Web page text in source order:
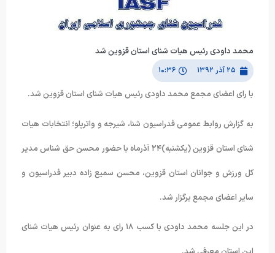
محمد داودی رئیس هیات شنای استان قزوین شد
۲۵ آذر ۱۳۹۲ ۱۰:۳۶
با رای اعضای مجمع محمد داودی رئیس هیات شنای استان قزوین شد.
به گزارش روابط عمومی فدراسیون شنا، شیرجه و واترپلو؛ انتخابات هیات
شنای استان قزوین (یکشنبه)۲۴ آذرماه با حضور محسن حق شناس مدیر
کل ورزش و جوانان استان قزوین، محسن سمیع زاده دبیر فدراسیون و
سایر اعضای مجمع برگزار شد.
در این جلسه محمد داودی با کسب ۱۸ رای به عنوان رئیس هیات شنای